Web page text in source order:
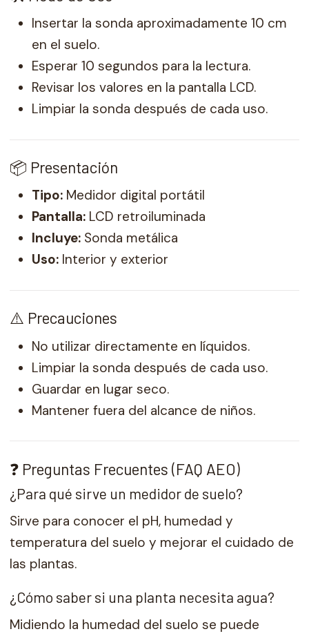
Insertar la sonda aproximadamente 10 cm
en el suelo.
Esperar 10 segundos para la lectura.
Revisar los valores en la pantalla LCD.
Limpiar la sonda después de cada uso.
📦 Presentación
Tipo: Medidor digital portátil
Pantalla: LCD retroiluminada
Incluye: Sonda metálica
Uso: Interior y exterior
⚠️ Precauciones
No utilizar directamente en líquidos.
Limpiar la sonda después de cada uso.
Guardar en lugar seco.
Mantener fuera del alcance de niños.
❓ Preguntas Frecuentes (FAQ AEO)
¿Para qué sirve un medidor de suelo?
Sirve para conocer el pH, humedad y
temperatura del suelo y mejorar el cuidado de
las plantas.
¿Cómo saber si una planta necesita agua?
Midiendo la humedad del suelo se puede